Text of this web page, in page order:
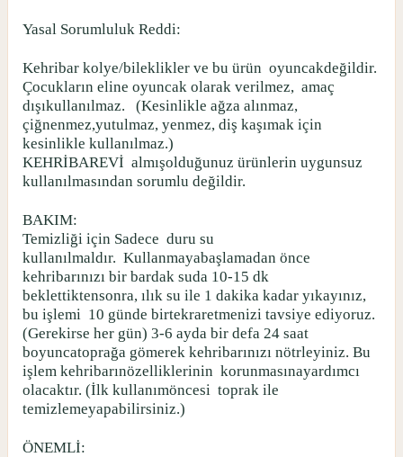
Yasal Sorumluluk Reddi:
Kehribar kolye/bileklikler ve bu ürün oyuncakdeğildir.
Çocukların eline oyuncak olarak verilmez, amaç
dışıkullanılmaz.
(Kesinlikle ağza alınmaz,
çiğnenmez,yutulmaz, yenmez, diş kaşımak için
kesinlikle kullanılmaz.)
KEHRİBAREVİ almışolduğunuz ürünlerin uygunsuz
kullanılmasından sorumlu değildir.
BAKIM:
Temizliği için Sadece duru su
kullanılmaldır. Kullanmayabaşlamadan önce
kehribarınızı bir bardak suda 10-15 dk
beklettiktensonra, ılık su ile 1 dakika kadar yıkayınız,
bu işlemi 10 günde birtekraretmenizi tavsiye ediyoruz.
(Gerekirse her gün) 3-6 ayda bir defa 24 saat
boyuncatoprağa gömerek kehribarınızı nötrleyiniz. Bu
işlem kehribarınözelliklerinin korunmasınayardımcı
olacaktır. (İlk kullanımöncesi toprak ile
temizlemeyapabilirsiniz.)
ÖNEMLİ: